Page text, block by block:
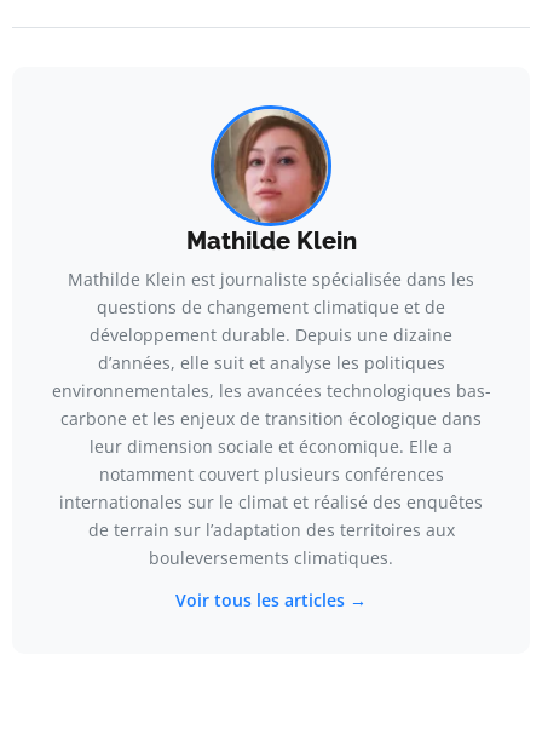
Mathilde Klein
Mathilde Klein est journaliste spécialisée dans les
questions de changement climatique et de
développement durable. Depuis une dizaine
d’années, elle suit et analyse les politiques
environnementales, les avancées technologiques bas-
carbone et les enjeux de transition écologique dans
leur dimension sociale et économique. Elle a
notamment couvert plusieurs conférences
internationales sur le climat et réalisé des enquêtes
de terrain sur l’adaptation des territoires aux
bouleversements climatiques.
Voir tous les articles →